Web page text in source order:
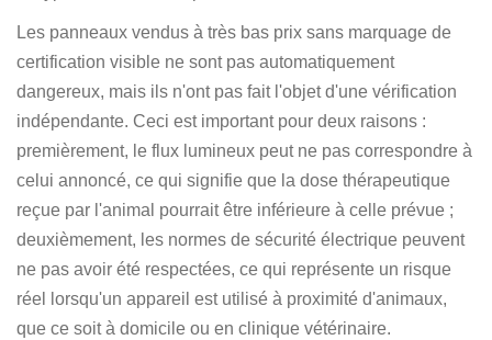
Les panneaux vendus à très bas prix sans marquage de
certification visible ne sont pas automatiquement
dangereux, mais ils n'ont pas fait l'objet d'une vérification
indépendante. Ceci est important pour deux raisons :
premièrement, le flux lumineux peut ne pas correspondre à
celui annoncé, ce qui signifie que la dose thérapeutique
reçue par l'animal pourrait être inférieure à celle prévue ;
deuxièmement, les normes de sécurité électrique peuvent
ne pas avoir été respectées, ce qui représente un risque
réel lorsqu'un appareil est utilisé à proximité d'animaux,
que ce soit à domicile ou en clinique vétérinaire.